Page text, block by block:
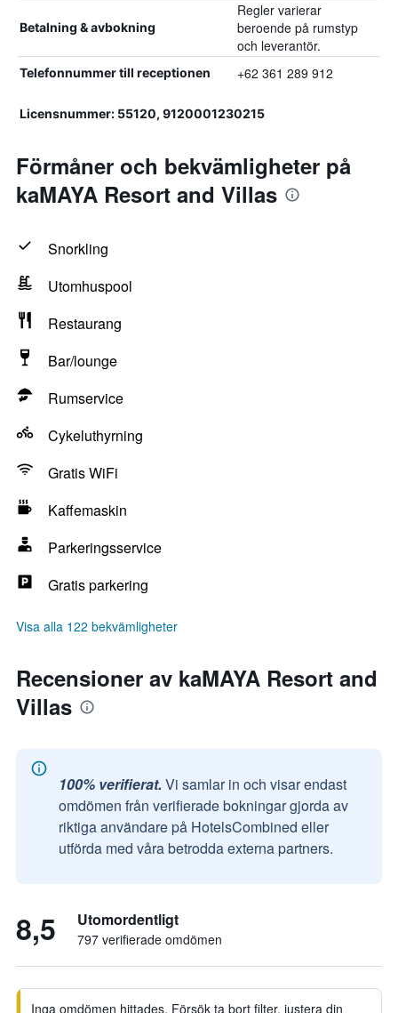
Betalning & avbokning
Regler varierar
beroende på rumstyp
och leverantör.
Telefonnummer till receptionen +62 361 289 912
Licensnummer: 55120, 9120001230215
Förmåner och bekvämligheter på
kaMAYA Resort and Villas
Snorkling
Utomhuspool
Restaurang
Bar/lounge
Rumservice
Cykeluthyrning
Gratis WiFi
Kaffemaskin
Parkeringsservice
Gratis parkering
Visa alla 122 bekvämligheter
Recensioner av kaMAYA Resort and
Villas
100% verifierat. Vi samlar in och visar endast
omdömen från verifierade bokningar gjorda av
riktiga användare på HotelsCombined eller
utförda med våra betrodda externa partners.
8,5 Utomordentligt
797 verifierade omdömen
Inga omdömen hittades. Försök ta bort filter, justera din